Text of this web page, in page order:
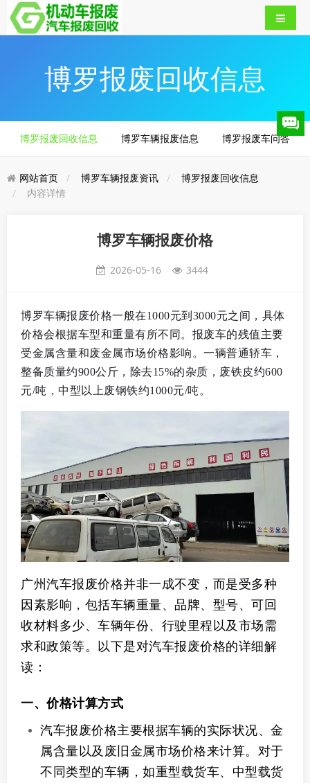
博罗报废回收信息
博罗报废回收信息 博罗车辆报废信息 博罗报废车问答
网站首页 博罗车辆报废资讯
博罗报废回收信息
内容详情
​博罗车辆报废价格
2026-05-16 3444
博罗车辆报废价格一般在1000元到3000元之间，具体
价格会根据车型和重量有所不同。报废车的残值主要
受金属含量和废金属市场价格影响。一辆普通轿车，
整备质量约900公斤，除去15%的杂质，废铁皮约600
元/吨，中型以上废钢铁约1000元/吨。
广州汽车报废价格并非一成不变，而是受多种
因素影响，包括车辆重量、品牌、型号、可回
收材料多少、车辆年份、行驶里程以及市场需
求和政策等。以下是对汽车报废价格的详细解
读：
一、价格计算方式
汽车报废价格主要根据车辆的实际状况、金
属含量以及废旧金属市场价格来计算。对于
不同类型的车辆，如重型载货车、中型载货